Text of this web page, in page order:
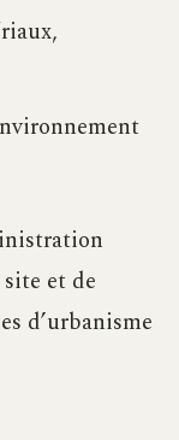
et de
d’urbanisme